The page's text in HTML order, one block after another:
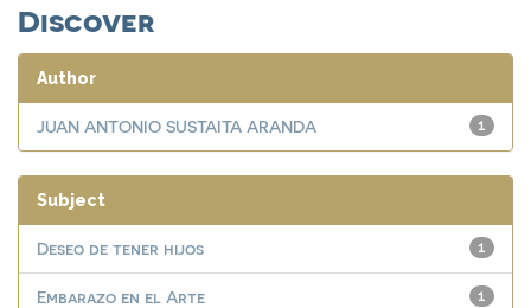
Discover
Author
1
JUAN ANTONIO SUSTAITA ARANDA
Subject
1
Deseo de tener hijos
1
Embarazo en el Arte